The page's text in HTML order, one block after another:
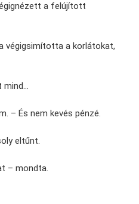
a felújított
végigsimította a korlátokat,
mind…
– És nem kevés pénzé.
eltűnt.
– mondta.